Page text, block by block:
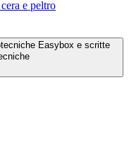
e peltro
Easybox e scritte